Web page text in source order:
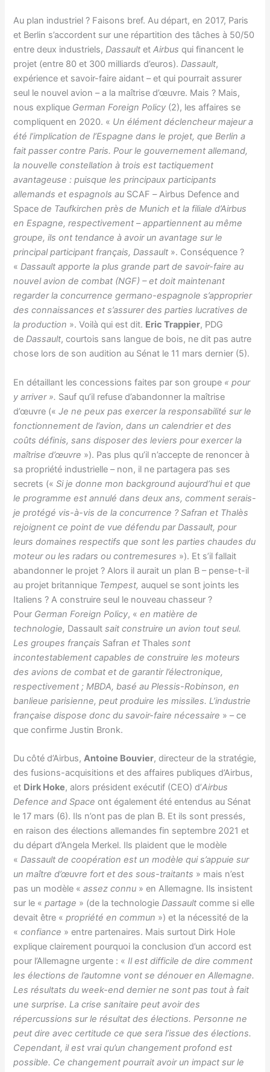
Au plan industriel ? Faisons bref. Au départ, en 2017, Paris
et Berlin s’accordent sur une répartition des tâches à 50/50
entre deux industriels,DassaultetAirbusqui financent le
projet (entre 80 et 300 milliards d’euros). Dassault,
expérience et savoir-faire aidant – et qui pourrait assurer
seul le nouvel avion – a la maîtrise d’œuvre. Mais ? Mais,
nous explique German Foreign Policy (2), les affaires se
compliquent en 2020. « Un élément déclencheur majeur a
été l’implication de l’Espagne dans le projet, que Berlin a
fait passer contre Paris. Pour le gouvernement allemand,
la nouvelle constellation à trois est tactiquement
avantageuse : puisque les principaux participants
allemands et espagnols au SCAF–Airbus Defence and
Spacede Taufkirchen près de Munich et la filiale d’Airbus
en Espagne, respectivement – appartiennent au même
groupe, ils ont tendance à avoir un avantage sur le
principal participant français, Dassault ». Conséquence ?
«Dassault apporte la plus grande part de savoir-faire au
nouvel avion de combat (NGF) – et doit maintenant
regarder la concurrence germano-espagnole s’approprier
des connaissances et s’assurer des parties lucratives de
la production ». Voilà qui est dit. Eric Trappier, PDG
deDassault, courtois sans langue de bois, ne dit pas autre
chose lors de son audition au Sénat le 11 mars dernier (5).
En détaillant les concessions faites par son groupe « pour
y arriver ». Sauf qu’il refuse d’abandonner la maîtrise
d’œuvre («Je ne peux pas exercer la responsabilité sur le
fonctionnement de l’avion, dans un calendrier et des
coûts définis, sans disposer des leviers pour exercer la
maîtrise d’œuvre »). Pas plus qu’il n’accepte de renoncer à
sa propriété industrielle – non, il ne partagera pas ses
secrets («Si je donne mon background aujourd’hui et que
le programme est annulé dans deux ans, comment serais-
je protégé vis-à-vis de la concurrence ? Safran et Thalès
rejoignent ce point de vue défendu par Dassault, pour
leurs domaines respectifs que sont les parties chaudes du
moteur ou les radars ou contremesures »). Et s’il fallait
abandonner le projet ? Alors il aurait un plan B – pense-t-il
au projet britannique Tempest, auquel se sont joints les
Italiens ? A construire seul le nouveau chasseur ?
Pour German Foreign Policy, «en matière de
technologie, Dassaultsait construire un avion tout seul.
Les groupes français Safranet Thales sont
incontestablement capables de construire les moteurs
des avions de combat et de garantir l’électronique,
respectivement ; MBDA, basé au Plessis-Robinson, en
banlieue parisienne, peut produire les missiles. L’industrie
française dispose donc du savoir-faire nécessaire » – ce
que confirme Justin Bronk.
Du côté d’Airbus,Antoine Bouvier, directeur de la stratégie,
des fusions-acquisitions et des affaires publiques d’Airbus,
et Dirk Hoke, alors président exécutif (CEO) d’Airbus
Defence and Spaceont également été entendus au Sénat
le 17 mars (6). Ils n’ont pas de plan B. Et ils sont pressés,
en raison des élections allemandes fin septembre 2021 et
du départ d’Angela Merkel. Ils plaident que le modèle
«Dassault de coopération est un modèle qui s’appuie sur
un maître d’œuvre fort et des sous-traitants » mais n’est
pas un modèle «assez connu » en Allemagne. Ils insistent
sur le «partage » (de la technologieDassault comme si elle
devait être «propriété en commun ») et la nécessité de la
«confiance » entre partenaires. Mais surtout Dirk Hole
explique clairement pourquoi la conclusion d’un accord est
pour l’Allemagne urgente : «Il est difficile de dire comment
les élections de l’automne vont se dénouer en Allemagne.
Les résultats du week-end dernier ne sont pas tout à fait
une surprise. La crise sanitaire peut avoir des
répercussions sur le résultat des élections. Personne ne
peut dire avec certitude ce que sera l’issue des élections.
Cependant, il est vrai qu’un changement profond est
possible. Ce changement pourrait avoir un impact sur le